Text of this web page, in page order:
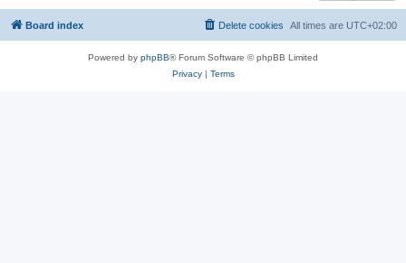
Board index All times are UTC+02:00
Delete cookies
Powered by phpBB® Forum Software © phpBB Limited
Privacy| Terms